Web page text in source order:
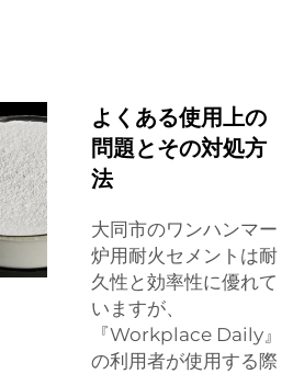
よくある使用上の
問題とその対処方
法
大同市のワンハンマー
炉用耐火セメントは耐
久性と効率性に優れて
いますが、
『Workplace Daily』
の利用者が使用する際